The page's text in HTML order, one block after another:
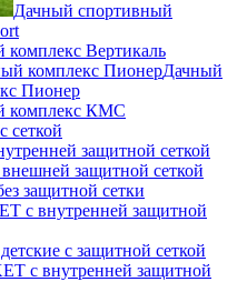
Дачный спортивный
Вертикаль
Дачный
Пионер
комплекс КМС
сеткой
защитной сеткой
защитной сеткой
защитной сетки
с внутренней защитной
с защитной сеткой
с внутренней защитной